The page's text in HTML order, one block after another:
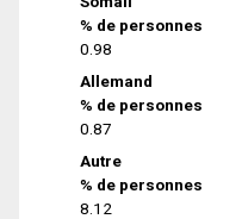
% de personnes
0.98
Allemand
% de personnes
0.87
Autre
% de personnes
8.12